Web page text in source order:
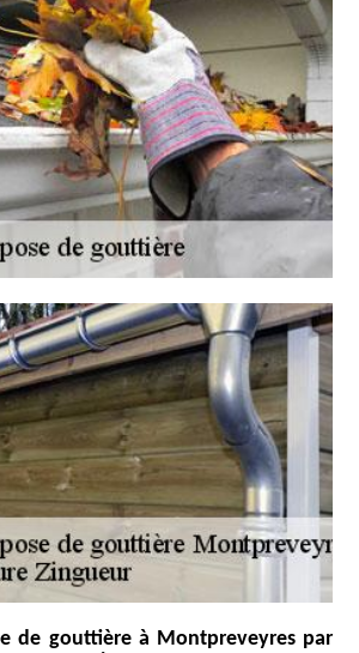
de gouttière à Montpreveyres par